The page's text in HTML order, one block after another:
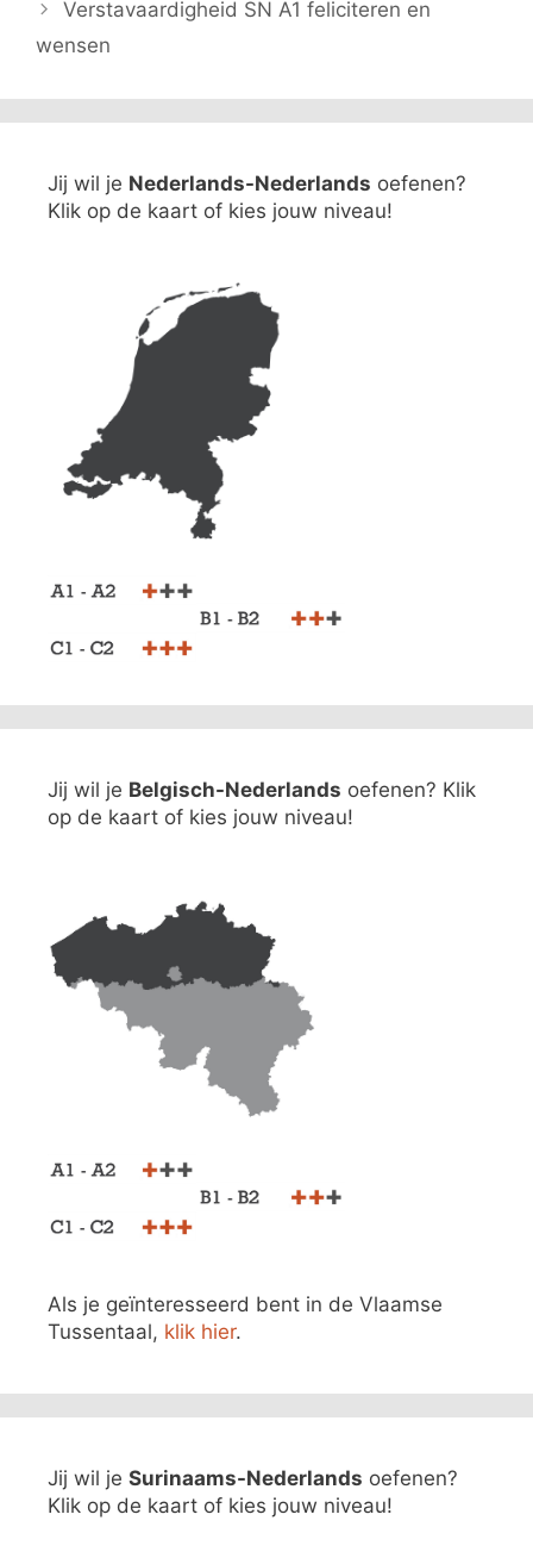
Verstavaardigheid SN A1 feliciteren en
wensen
Jij wil je Nederlands-Nederlands oefenen?
Klik op de kaart of kies jouw niveau!
Jij wil je Belgisch-Nederlands oefenen? Klik
op de kaart of kies jouw niveau!
Als je geïnteresseerd bent in de Vlaamse
Tussentaal, klik hier.
Jij wil je Surinaams-Nederlands oefenen?
Klik op de kaart of kies jouw niveau!